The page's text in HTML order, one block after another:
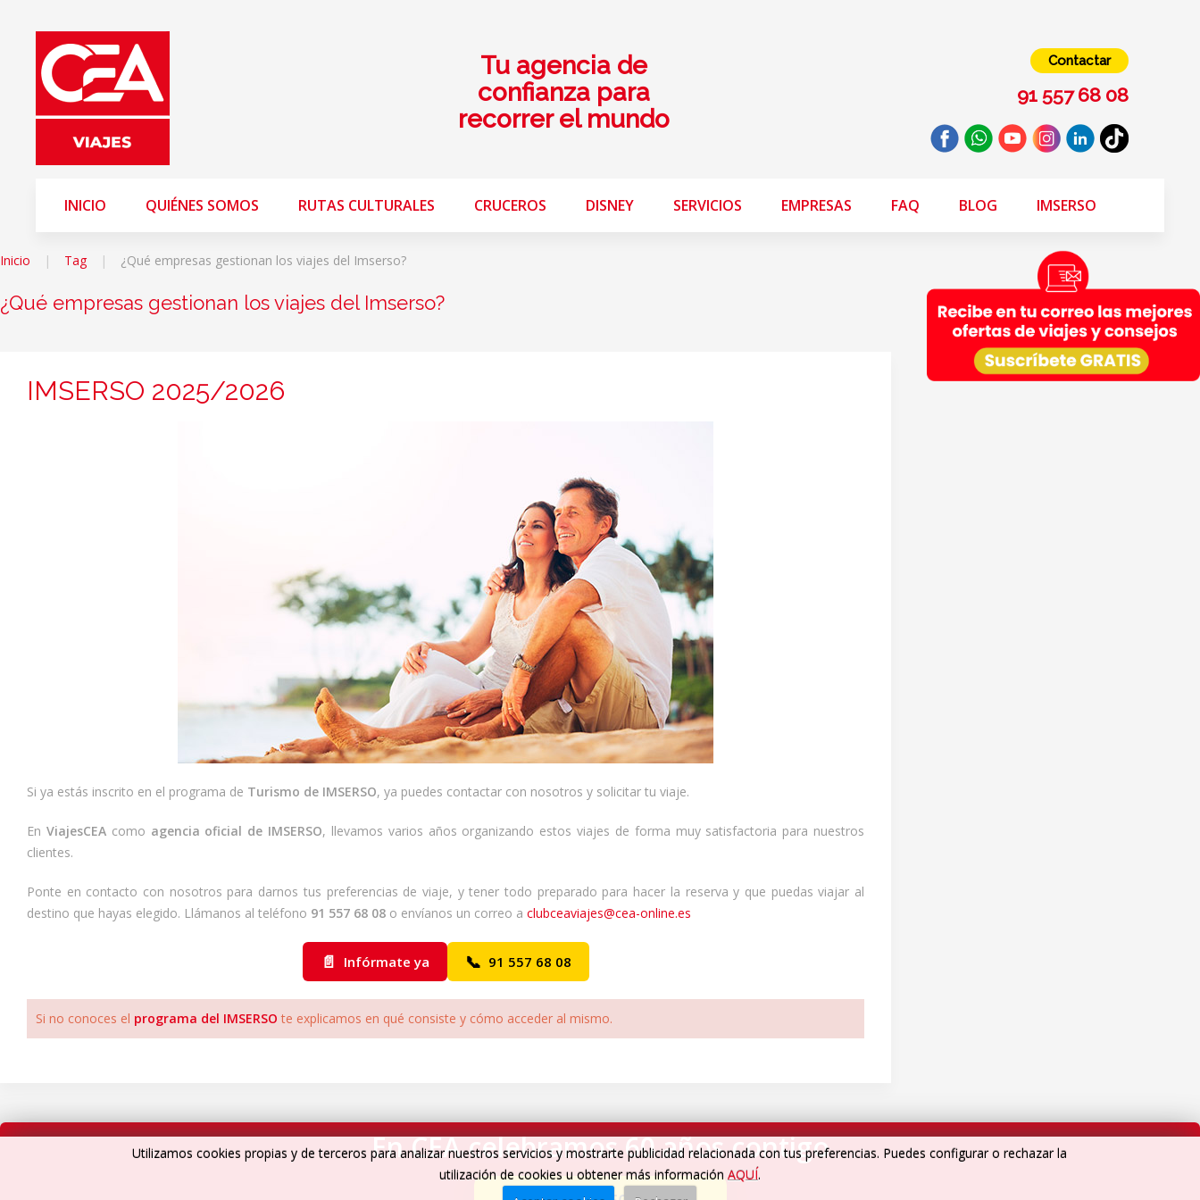
Tu agencia de
confianza para
recorrer el mundo
Contactar
91 557 68 08
INICIO QUIÉNES SOMOS RUTAS CULTURALES CRUCEROS DISNEY SERVICIOS EMPRESAS FAQ BLOG IMSERSO
Inicio Tag ¿Qué empresas gestionan los viajes del Imserso?
¿Qué empresas gestionan los viajes del Imserso?
IMSERSO 2025/2026
Si ya estás inscrito en el programa de Turismo de IMSERSO, ya puedes contactar con nosotros y solicitar tu viaje.
En ViajesCEAcomo agencia oficial de IMSERSO, llevamos varios años organizando estos viajes de forma muy satisfactoria para nuestros
clientes.
Ponte en contacto con nosotros para darnos tus preferencias de viaje, y tener todo preparado para hacer la reserva y que puedas viajar al
destino que hayas elegido. Llámanos al teléfono 91 557 68 08 o envíanos un correo a clubceaviajes@cea-online.es
📄 Infórmate ya 📞 91 557 68 08
Si no conoces el programa del IMSERSO te explicamos en qué consiste y cómo acceder al mismo.
En CEA celebramos 60 años contigo
Utilizamos cookies propias y de terceros para analizar nuestros servicios y mostrarte publicidad relacionada con tus preferencias. Puedes configurar o rechazar la
utilización de cookies u obtener más información AQUÍ.